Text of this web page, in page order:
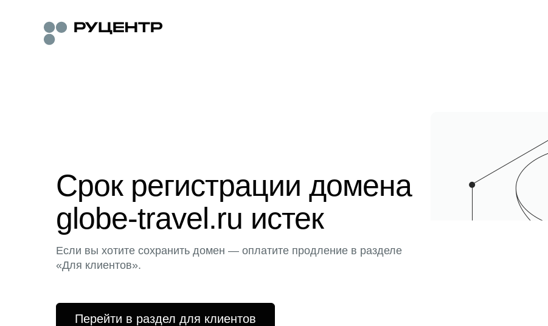
Срок регистрации домена
globe-travel.ru истек
Если вы хотите сохранить домен — оплатите продление в разделе
«Для клиентов».
Перейти в раздел для клиентов